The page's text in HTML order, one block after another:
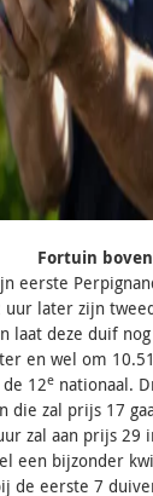
Fortuin
eerste
uur later zijn
laat deze duif
en wel om
12enationaal.
die zal prijs 17
zal aan prijs 29
een bijzonder
de eerste 7